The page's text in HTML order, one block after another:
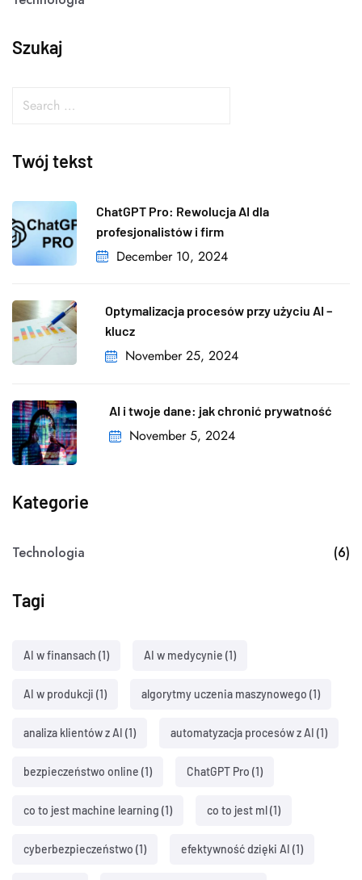
Szukaj
Twój tekst
ChatGPT Pro: Rewolucja AI dla
profesjonalistów i firm
December 10, 2024
Optymalizacja procesów przy użyciu AI –
klucz
November 25, 2024
AI i twoje dane: jak chronić prywatność
November 5, 2024
Kategorie
Technologia (6)
Tagi
AI w finansach (1) AI w medycynie (1)
AI w produkcji (1) algorytmy uczenia maszynowego (1)
analiza klientów z AI (1) automatyzacja procesów z AI (1)
bezpieczeństwo online (1) ChatGPT Pro (1)
co to jest machine learning (1) co to jest ml(1)
cyberbezpieczeństwo (1) efektywność dzięki AI (1)